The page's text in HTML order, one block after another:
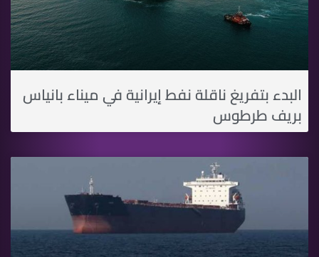
البدء بتفريغ ناقلة نفط إيرانية في ميناء بانياس
بريف طرطوس